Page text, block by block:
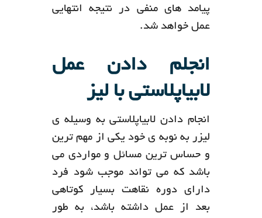
پیامد های منفی در نتیجه انتهایی
عمل خواهد شد.
انجلم دادن عمل
لابیاپلاستی با لیز
انجام دادن لابیاپلاستی به وسیله ی
لیزر به نوبه ی خود یکی از مهم ترین
و حساس ترین مسائل و مواردی می
باشد که می تواند موجب شود فرد
دارای دوره نقاهت بسیار کوتاهی
بعد از عمل داشته باشد، به طور